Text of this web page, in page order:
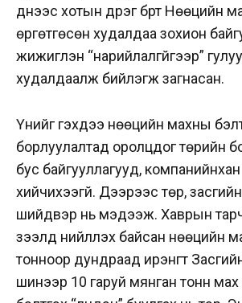
үүднээс хотын дүүрэг бүрт Нөөцийн
өргөтгөсөн худалдаа зохион
жижиглэн “нарийлалгүйгээр”
худалдаалж бийлэгжүү загнасан.
Үүнийг гэхдээ нөөцийн махны
борлуулалтад оролцдог төрийн
бус байгууллагууд,
хийчихээгүй. Дээрээс төр, засгийн
шийдвэр нь мэдээж. Хаврын
зээлд нийлүүлэх байсан нөөцийн
тонноор дундраад ирэнгүүт
шинээр 10 гаруй мянган тонн